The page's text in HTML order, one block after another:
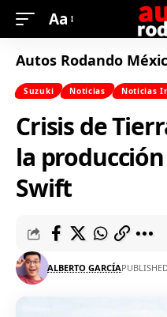
Aa
Autos Rodando
Suzuki Noticias Noticias
Crisis de
la
Swift
ALBERTO GARCÍA